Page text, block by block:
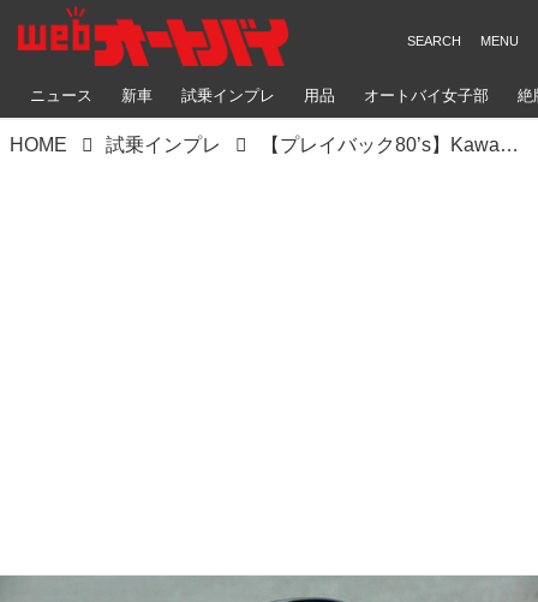
ニュース 新車 試乗インプレ 用品 オートバイ女子部 絶
HOME 試乗インプレ 【プレイバック80’s】Kawasaki GPz1100（1983）